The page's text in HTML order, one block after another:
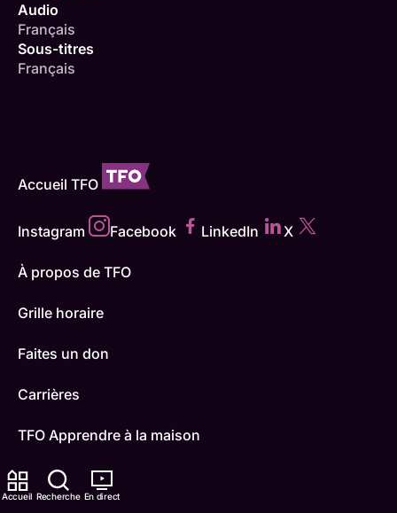
Accueil Recherche En direct
Audio
Français
Sous-titres
Français
Accueil TFO
Instagram Facebook LinkedIn X
À propos de TFO
Grille horaire
Faites un don
Carrières
TFO Apprendre à la maison
Comment nous capter